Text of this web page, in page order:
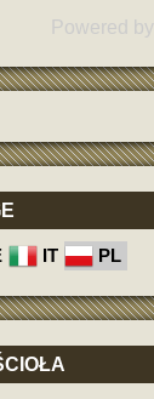
Powered by
IT PL